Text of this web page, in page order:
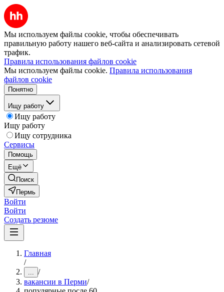
Мы используем файлы cookie, чтобы обеспечивать
правильную работу нашего веб-сайта и анализировать сетевой
трафик.
Правила использования файлов cookie
Мы используем файлы cookie. Правила использования
файлов cookie
Понятно
Ищу работу
Ищу работу
Ищу работу
Ищу сотрудника
Сервисы
Помощь
Ещё
Поиск
Пермь
Войти
Войти
Создать резюме
Главная
/
... /
вакансии в Перми/